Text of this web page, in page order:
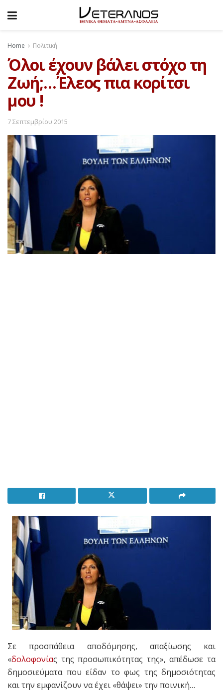
Home Πολιτική
Όλοι έχουν βάλει στόχο τη
Ζωή;…Έλεος πια κορίτσι
μου !
7 Σεπτεμβρίου 2015
Σε προσπάθεια αποδόμησης, απαξίωσης και
«δολοφονίας της προσωπικότητας της», απέδωσε τα
δημοσιεύματα που είδαν το φως της δημοσιότητας
και την εμφανίζουν να έχει «θάψει» την ποινική…